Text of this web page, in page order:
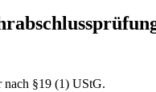
nach §19 (1) UStG.